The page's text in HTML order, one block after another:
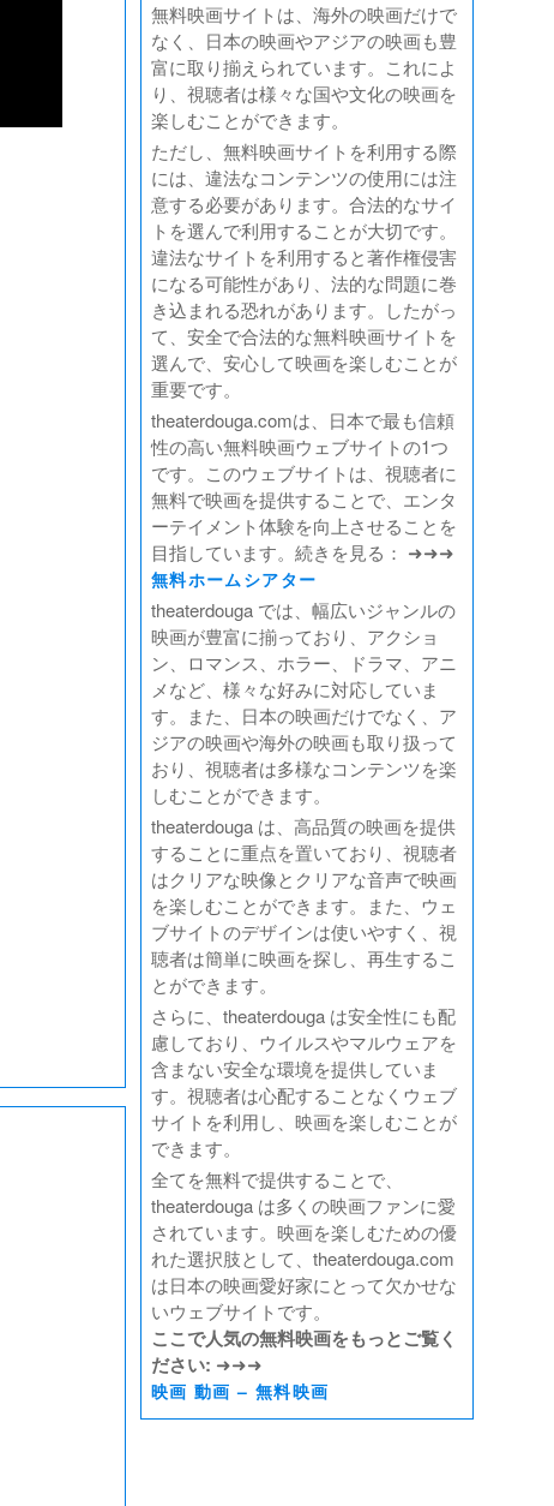
無料映画サイトは、海外の映画だけで
なく、日本の映画やアジアの映画も豊
富に取り揃えられています。これによ
り、視聴者は様々な国や文化の映画を
楽しむことができます。
ただし、無料映画サイトを利用する際
には、違法なコンテンツの使用には注
意する必要があります。合法的なサイ
トを選んで利用することが大切です。
違法なサイトを利用すると著作権侵害
になる可能性があり、法的な問題に巻
き込まれる恐れがあります。したがっ
て、安全で合法的な無料映画サイトを
選んで、安心して映画を楽しむことが
重要です。
theaterdouga.comは、日本で最も信頼
性の高い無料映画ウェブサイトの1つ
です。このウェブサイトは、視聴者に
無料で映画を提供することで、エンタ
ーテイメント体験を向上させることを
目指しています。続きを見る： ➜➜➜
無料ホームシアター
theaterdouga では、幅広いジャンルの
映画が豊富に揃っており、アクショ
ン、ロマンス、ホラー、ドラマ、アニ
メなど、様々な好みに対応していま
す。また、日本の映画だけでなく、ア
ジアの映画や海外の映画も取り扱って
おり、視聴者は多様なコンテンツを楽
しむことができます。
theaterdouga は、高品質の映画を提供
することに重点を置いており、視聴者
はクリアな映像とクリアな音声で映画
を楽しむことができます。また、ウェ
ブサイトのデザインは使いやすく、視
聴者は簡単に映画を探し、再生するこ
とができます。
さらに、theaterdouga は安全性にも配
慮しており、ウイルスやマルウェアを
含まない安全な環境を提供していま
す。視聴者は心配することなくウェブ
サイトを利用し、映画を楽しむことが
できます。
全てを無料で提供することで、
theaterdouga は多くの映画ファンに愛
されています。映画を楽しむための優
れた選択肢として、theaterdouga.com
は日本の映画愛好家にとって欠かせな
いウェブサイトです。
ここで人気の無料映画をもっとご覧く
ださい: ➜➜➜
映画 動画 – 無料映画